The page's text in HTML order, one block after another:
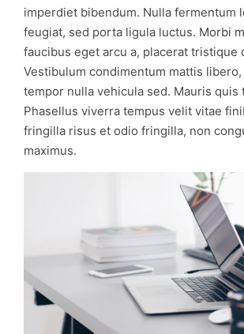
imperdiet bibendum. Nulla fermentum
feugiat, sed porta ligula luctus. Morbi
faucibus eget arcu a, placerat tristique
Vestibulum condimentum mattis
tempor nulla vehicula sed. Mauris quis
Phasellus viverra tempus velit vitae
fringilla risus et odio fringilla, non
maximus.